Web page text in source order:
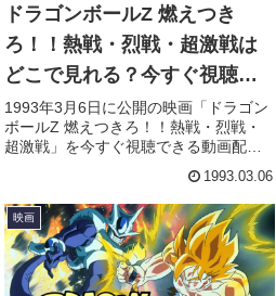
ドラゴンボールZ 燃えつき
ろ！！熱戦・烈戦・超激戦は
どこで見れる？今すぐ視聴で
きる動画配信サービスを紹
介！
1993年3月6日に公開の映画「ドラゴン
ボールZ 燃えつきろ！！熱戦・烈戦・
超激戦」を今すぐ視聴できる動画配信
じやキャスト・声優、スタッフ、主題
歌の情報はもちろん、実際に見た人の
感想やレビューもまとめています。
1993.03.06
映画